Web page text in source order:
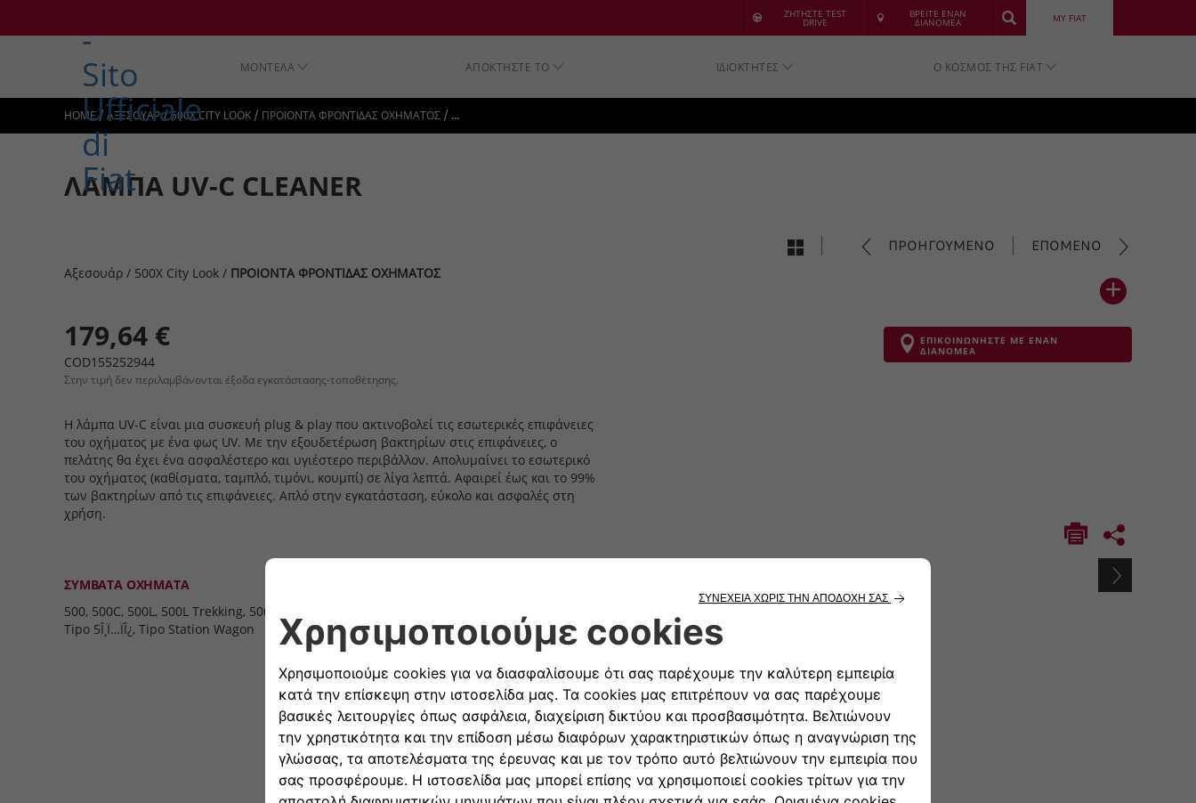
ΖΗΤΗΣΤΕ TEST
DRIVE
ΒΡΕΙΤΕ ΕΝΑΝ
ΔΙΑΝΟΜΕΑ MY FIAT
ΜΟΝΤΕΛΑ ΑΠΟΚΤΗΣΤΕ ΤΟ ΙΔΙΟΚΤΗΤΕΣ Ο ΚΟΣΜΟΣ ΤΗΣ FIAT
SKIP TO NAVIGATION
HOME / ΑΞΕΣΟΥΑΡ / 500X CITY LOOK / ΠΡΟΙΟΝΤΑ ΦΡΟΝΤΙΔΑΣ ΟΧΗΜΑΤΟΣ / ...
ΛΑΜΠΑ UV-C CLEANER
ΠΡΟΗΓΟΥΜΕΝΟ ΕΠΟΜΕΝΟ
Αξεσουάρ / 500X City Look / ΠΡΟΙΟΝΤΑ ΦΡΟΝΤΙΔΑΣ ΟΧΗΜΑΤΟΣ
179,64 €
COD155252944
Στην τιμή δεν περιλαμβάνονται έξοδα εγκατάστασης-τοποθέτησης.
ΕΠΙΚΟΙΝΩΝΗΣΤΕ ΜΕ ΕΝΑΝ
ΔΙΑΝΟΜΕΑ
Η λάμπα UV-C είναι μια συσκευή plug & play που ακτινοβολεί τις εσωτερικές επιφάνειες
του οχήματος με ένα φως UV. Με την εξουδετέρωση βακτηρίων στις επιφάνειες, ο
πελάτης θα έχει ένα ασφαλέστερο και υγιέστερο περιβάλλον. Απολυμαίνει το εσωτερικό
του οχήματος (καθίσματα, ταμπλό, τιμόνι, κουμπί) σε λίγα λεπτά. Αφαιρεί έως και το 99%
των βακτηρίων από τις επιφάνειες. Απλό στην εγκατάσταση, εύκολο και ασφαλές στη
χρήση.
ΣΥΜΒΑΤΑ ΟΧΗΜΑΤΑ
500, 500C, 500L, 500L Trekking, 500L Living, Panda, Panda 4X4, Panda Cross, Tipo Sedan,
Tipo 5Î¸Ï…ÏÎ¿, Tipo Station Wagon
Ακολουθήστε μας